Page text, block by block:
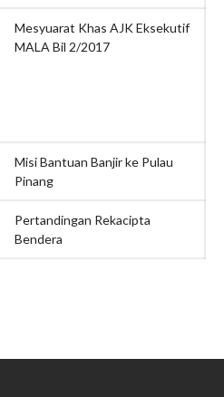
April 2019
November 2018
September 2018
August 2018
Mesyuarat Khas AJK Eksekutif
MALA Bil 2/2017
Misi Bantuan Banjir ke Pulau
Pinang
Pertandingan Rekacipta
Bendera